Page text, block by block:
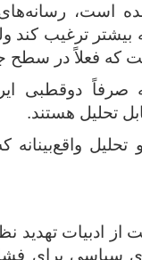
است، رسانه‌های
ترغیب کند
که فعلاً در سطح
دوقطبی
تحلیل هستند.
تحلیل
ادبیات تهدید
سیاسی برای